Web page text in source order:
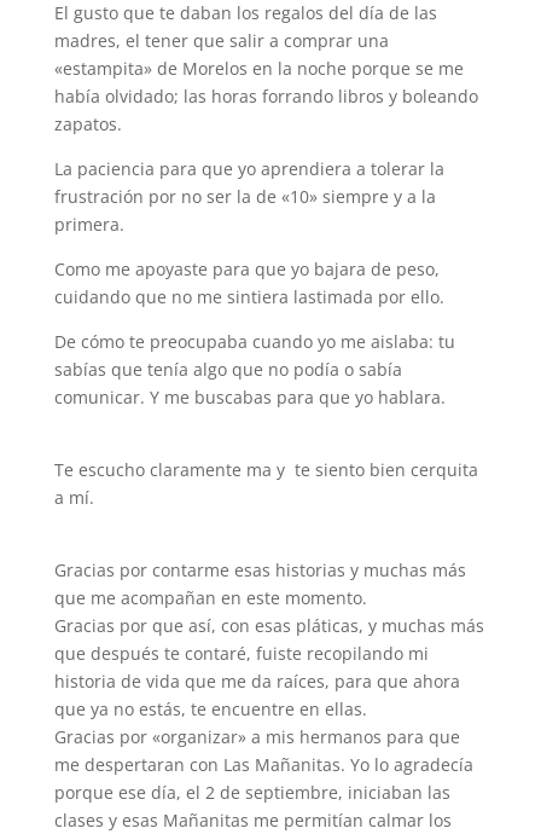
El gusto que te daban los regalos del día de las
madres, el tener que salir a comprar una
«estampita» de Morelos en la noche porque se me
había olvidado; las horas forrando libros y boleando
zapatos.
La paciencia para que yo aprendiera a tolerar la
frustración por no ser la de «10» siempre y a la
primera.
Como me apoyaste para que yo bajara de peso,
cuidando que no me sintiera lastimada por ello.
De cómo te preocupaba cuando yo me aislaba: tu
sabías que tenía algo que no podía o sabía
comunicar. Y me buscabas para que yo hablara.
Te escucho claramente ma y te siento bien cerquita
a mí.
Gracias por contarme esas historias y muchas más
que me acompañan en este momento.
Gracias por que así, con esas pláticas, y muchas más
que después te contaré, fuiste recopilando mi
historia de vida que me da raíces, para que ahora
que ya no estás, te encuentre en ellas.
Gracias por «organizar» a mis hermanos para que
me despertaran con Las Mañanitas. Yo lo agradecía
porque ese día, el 2 de septiembre, iniciaban las
clases y esas Mañanitas me permitían calmar los